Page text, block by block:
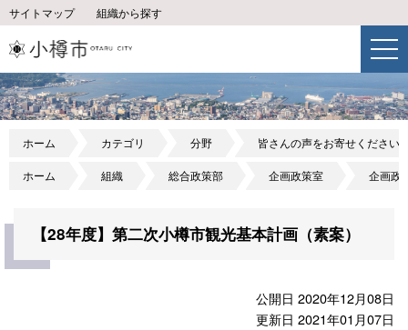
サイトマップ 組織から探す
ホーム カテゴリ 分野 皆さんの声をお寄せください
ホーム 組織 総合政策部 企画政策室 企画政
【28年度】第二次小樽市観光基本計画（素案）
公開日 2020年12月08日
更新日 2021年01月07日